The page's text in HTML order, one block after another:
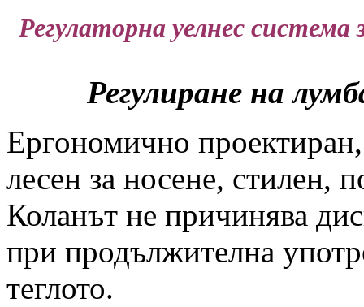
Регулаторна уелнес система
Регулиране на
Ергономично
лесен за носене, стилен,
Коланът не причинява
при продължителна
теглото.